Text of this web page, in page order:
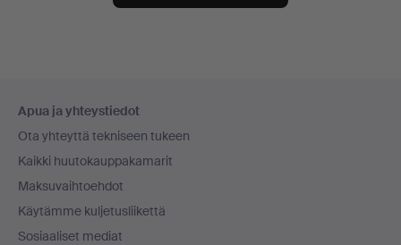
Apua ja yhteystiedot
Ota yhteyttä tekniseen tukeen
Kaikki huutokauppakamarit
Maksuvaihtoehdot
Käytämme kuljetusliikettä
Sosiaaliset mediat